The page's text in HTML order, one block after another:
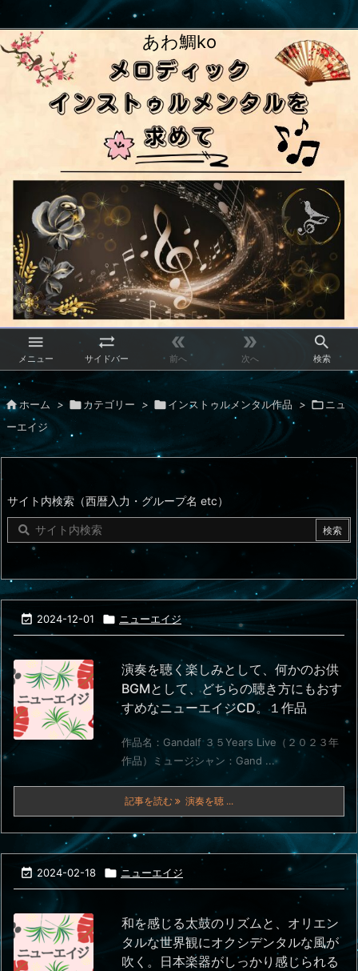
あわ鯛ko

メニュー

サイドバー

前へ

次へ

検索
ホーム > カテゴリー > インストゥルメンタル作品 > ニュ
ーエイジ
サイト内検索（西暦入力・グループ名 etc）
 2024-12-01  ニューエイジ
演奏を聴く楽しみとして、何かのお供
BGMとして、どちらの聴き方にもおす
すめなニューエイジCD。１作品
作品名：Gandalf ３５Years Live（２０２３年
作品）ミュージシャン：Gand ...
記事を読む 演奏を聴 ...
 2024-02-18  ニューエイジ
和を感じる太鼓のリズムと、オリエン
タルな世界観にオクシデンタルな風が
吹く。日本楽器がしっかり感じられる